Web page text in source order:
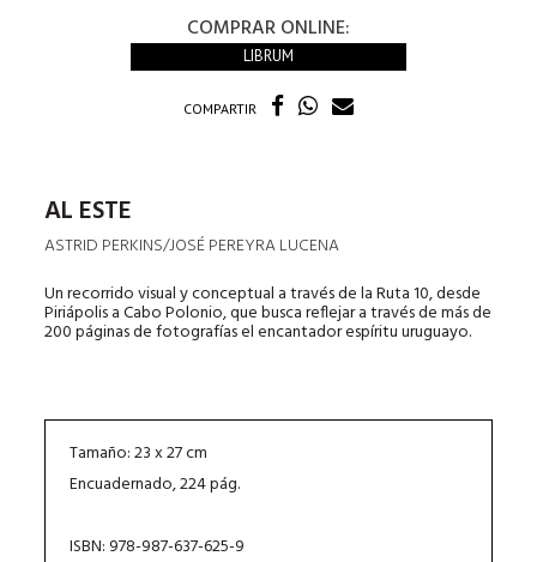
COMPRAR ONLINE:
LIBRUM
COMPARTIR
AL ESTE
ASTRID PERKINS/JOSÉ PEREYRA LUCENA
Un recorrido visual y conceptual a través de la Ruta 10, desde
Piriápolis a Cabo Polonio, que busca reflejar a través de más de
200 páginas de fotografías el encantador espíritu uruguayo.
Tamaño: 23 x 27 cm
Encuadernado, 224 pág.
ISBN: 978-987-637-625-9